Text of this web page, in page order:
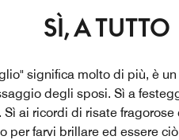
SÌ, A TUTTO
significa molto di più, è
degli sposi. Sì a
Sì ai ricordi di risate
per farvi brillare ed essere